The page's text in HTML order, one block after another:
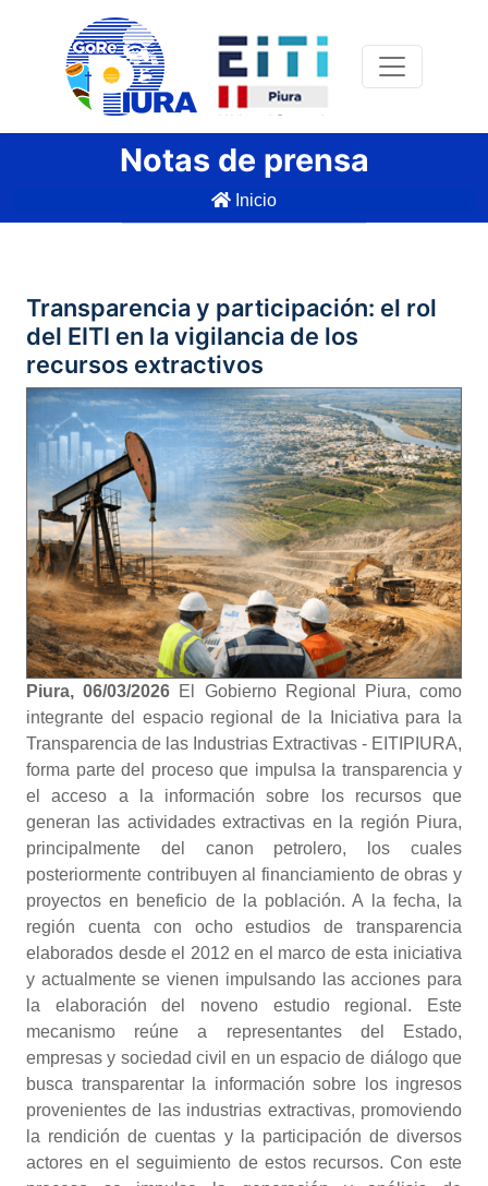
Notas de prensa
Inicio
Transparencia y participación: el rol
del EITI en la vigilancia de los
recursos extractivos
Piura, 06/03/2026 El Gobierno Regional Piura, como
integrante del espacio regional de la Iniciativa para la
Transparencia de las Industrias Extractivas - EITIPIURA,
forma parte del proceso que impulsa la transparencia y
el acceso a la información sobre los recursos que
generan las actividades extractivas en la región Piura,
principalmente del canon petrolero, los cuales
posteriormente contribuyen al financiamiento de obras y
proyectos en beneficio de la población. A la fecha, la
región cuenta con ocho estudios de transparencia
elaborados desde el 2012 en el marco de esta iniciativa
y actualmente se vienen impulsando las acciones para
la elaboración del noveno estudio regional. Este
mecanismo reúne a representantes del Estado,
empresas y sociedad civil en un espacio de diálogo que
busca transparentar la información sobre los ingresos
provenientes de las industrias extractivas, promoviendo
la rendición de cuentas y la participación de diversos
actores en el seguimiento de estos recursos. Con este